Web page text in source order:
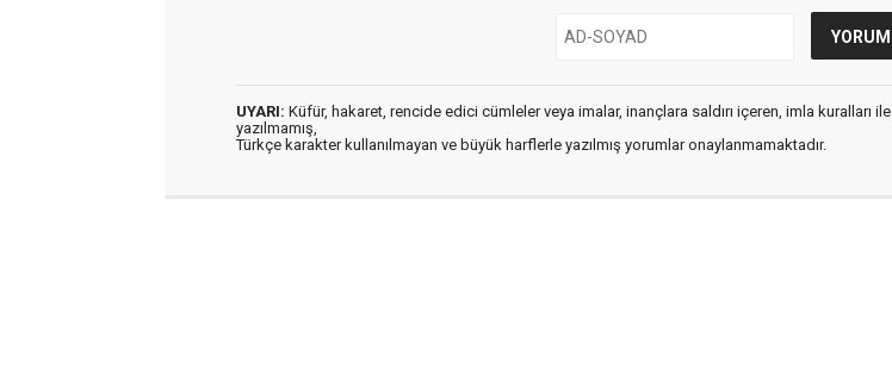
UYARI: Küfür, hakaret, rencide edici cümleler veya imalar, inançlara saldırı içeren, imla kuralları ile
yazılmamış,
Türkçe karakter kullanılmayan ve büyük harflerle yazılmış yorumlar onaylanmamaktadır.